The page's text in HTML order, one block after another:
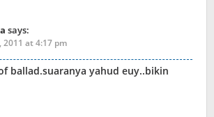
says:
2011 at 4:17 pm
ballad.suaranya yahud euy..bikin